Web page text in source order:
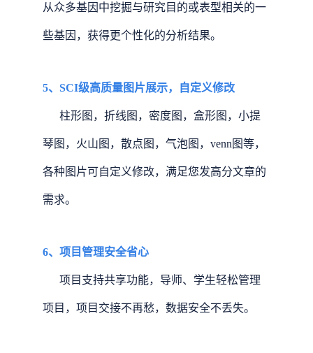
从众多基因中挖掘与研究目的或表型相关的一
些基因，获得更个性化的分析结果。
5、SCI级高质量图片展示，自定义修改
柱形图，折线图，密度图，盒形图，小提
琴图，火山图，散点图，气泡图，venn图等，
各种图片可自定义修改，满足您发高分文章的
需求。
6、项目管理安全省心
项目支持共享功能，导师、学生轻松管理
项目，项目交接不再愁，数据安全不丢失。